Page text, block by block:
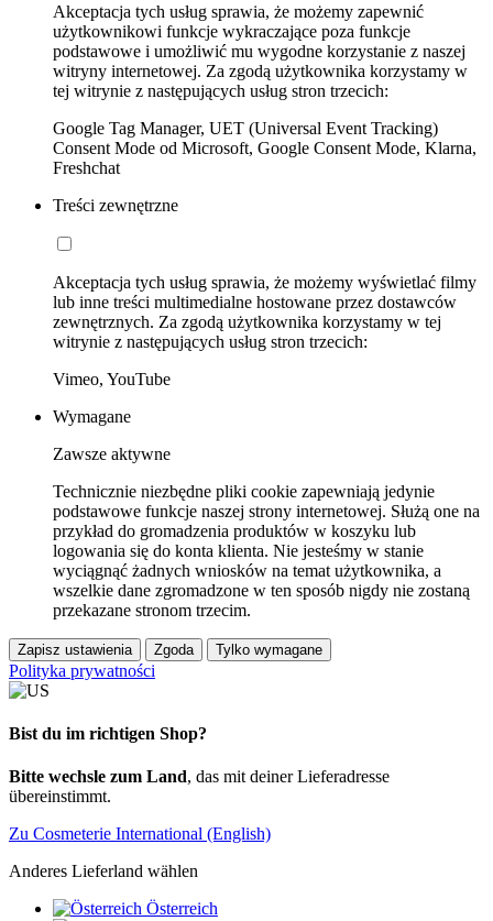
Akceptacja tych usług sprawia, że możemy zapewnić
użytkownikowi funkcje wykraczające poza funkcje
podstawowe i umożliwić mu wygodne korzystanie z naszej
witryny internetowej. Za zgodą użytkownika korzystamy w
tej witrynie z następujących usług stron trzecich:
Google Tag Manager, UET (Universal Event Tracking)
Consent Mode od Microsoft, Google Consent Mode, Klarna,
Freshchat
Treści zewnętrzne
Akceptacja tych usług sprawia, że możemy wyświetlać filmy
lub inne treści multimedialne hostowane przez dostawców
zewnętrznych. Za zgodą użytkownika korzystamy w tej
witrynie z następujących usług stron trzecich:
Vimeo, YouTube
Wymagane
Zawsze aktywne
Technicznie niezbędne pliki cookie zapewniają jedynie
podstawowe funkcje naszej strony internetowej. Służą one na
przykład do gromadzenia produktów w koszyku lub
logowania się do konta klienta. Nie jesteśmy w stanie
wyciągnąć żadnych wniosków na temat użytkownika, a
wszelkie dane zgromadzone w ten sposób nigdy nie zostaną
przekazane stronom trzecim.
Zapisz ustawienia Zgoda Tylko wymagane
Polityka prywatności
Bist du im richtigen Shop?
Bitte wechsle zum Land, das mit deiner Lieferadresse
übereinstimmt.
Zu Cosmeterie International (English)
Anderes Lieferland wählen
Österreich